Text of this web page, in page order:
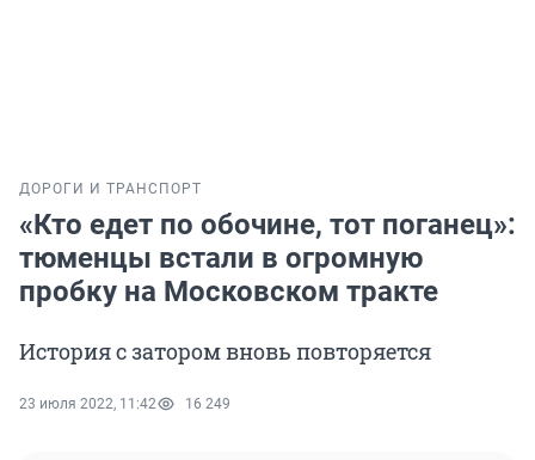
ДОРОГИ И ТРАНСПОРТ
«Кто едет по обочине, тот поганец»:
тюменцы встали в огромную
пробку на Московском тракте
История с затором вновь повторяется
23 июля 2022, 11:42 16 249